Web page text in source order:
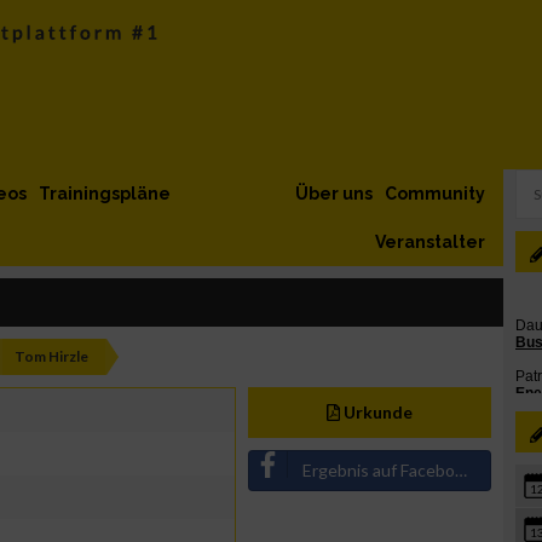
Trainingspläne Community
Über uns
Veranstalter
Tom Hirzle
Urkunde
Ergebnis auf Facebook teilen